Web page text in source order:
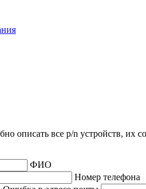
описать все p/n устройств, их
ФИО
Номер телефона